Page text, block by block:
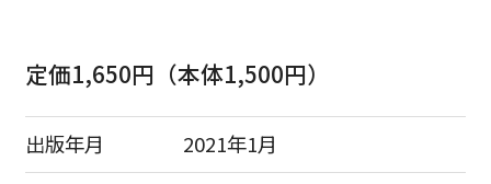
定価1,650円（本体1,500円）
出版年月
2021年1月